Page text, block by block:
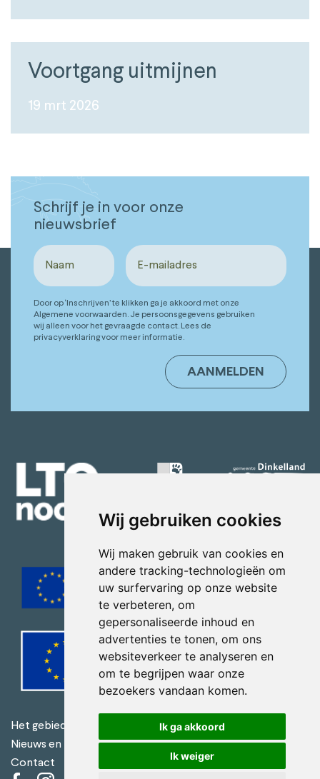
Wij gebruiken cookies
Wij maken gebruik van cookies en
andere tracking-technologieën om
uw surfervaring op onze website
te verbeteren, om
gepersonaliseerde inhoud en
advertenties te tonen, om ons
websiteverkeer te analyseren en
om te begrijpen waar onze
bezoekers vandaan komen.
Ik ga akkoord
Ik weiger
Voortgang uitmijnen
19 mrt 2026
Schrijf je in voor onze
nieuwsbrief
Door op ‘Inschrijven’ te klikken ga je akkoord met onze
Algemene voorwaarden. Je persoonsgegevens gebruiken
wij alleen voor het gevraagde contact. Lees de
privacyverklaring voor meer informatie.
AANMELDEN
Het gebied
Nieuws en Evenementen
Contact
Privacy en Cookies